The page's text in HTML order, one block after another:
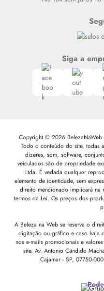
Siga a
Copyright © 2026
Todo o conteúdo do site, todas
dizeres, som, software,
veiculados são de propriedade
Ltda. É vedada qualquer
elemento de identidade, sem
direito mencionado implicará na
termos da Lei. Os preços dos
A Beleza na Web se reserva o
digitação ou gráfico e caso haja
nos e-mails promocionais e
site. Av. Antonio Cândido
Cajamar - SP, 07750-